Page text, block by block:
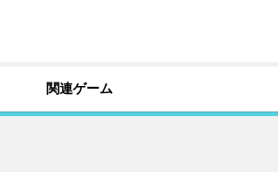
関連ゲーム